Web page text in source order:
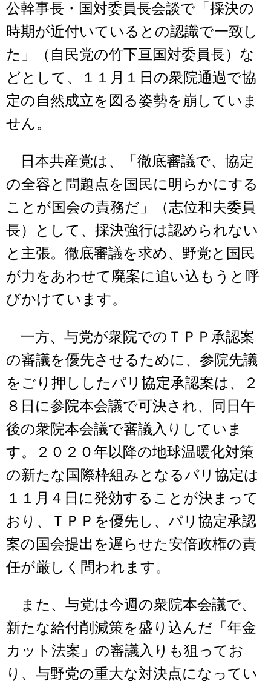
公幹事長・国対委員長会談で「採決の
時期が近付いているとの認識で一致し
た」（自民党の竹下亘国対委員長）な
どとして、１１月１日の衆院通過で協
定の自然成立を図る姿勢を崩していま
せん。
日本共産党は、「徹底審議で、協定
の全容と問題点を国民に明らかにする
ことが国会の責務だ」（志位和夫委員
長）として、採決強行は認められない
と主張。徹底審議を求め、野党と国民
が力をあわせて廃案に追い込もうと呼
びかけています。
一方、与党が衆院でのＴＰＰ承認案
の審議を優先させるために、参院先議
をごり押ししたパリ協定承認案は、２
８日に参院本会議で可決され、同日午
後の衆院本会議で審議入りしていま
す。２０２０年以降の地球温暖化対策
の新たな国際枠組みとなるパリ協定は
１１月４日に発効することが決まって
おり、ＴＰＰを優先し、パリ協定承認
案の国会提出を遅らせた安倍政権の責
任が厳しく問われます。
また、与党は今週の衆院本会議で、
新たな給付削減策を盛り込んだ「年金
カット法案」の審議入りも狙ってお
り、与野党の重大な対決点になってい